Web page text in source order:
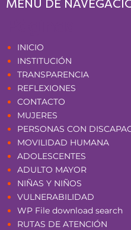
MENÚ DE
INICIO
INSTITUCIÓN
TRANSPARENCIA
REFLEXIONES
CONTACTO
MUJERES
PERSONAS CON
MOVILIDAD HUMANA
ADOLESCENTES
ADULTO MAYOR
NIÑAS Y NIÑOS
VULNERABILIDAD
WP File download search
RUTAS DE ATENCIÓN